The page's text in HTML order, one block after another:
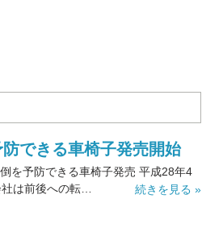
できる車椅子発売開始
を予防できる車椅子発売 平成28年4
は前後への転…
続きを見る »